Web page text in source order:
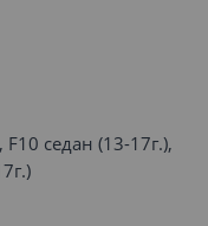
F10 седан (13-17г.),